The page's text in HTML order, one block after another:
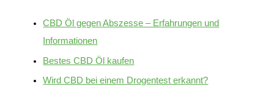
CBD Öl gegen Abszesse – Erfahrungen und
Informationen
Bestes CBD Öl kaufen
Wird CBD bei einem Drogentest erkannt?